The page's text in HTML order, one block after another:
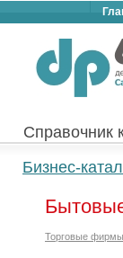
Справочник
Бизнес-
Торговые фирмы